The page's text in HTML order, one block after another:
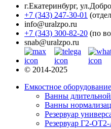
г.Екатеринбург,
+7 (343) 247-30-01
info@uralzpo.ru
+7 (343) 300-82-20 (по
snab@uralzpo.ru
© 2014-2025
Емкостное
Ванны
Ванны
Резервуар
Резервуар Г2-